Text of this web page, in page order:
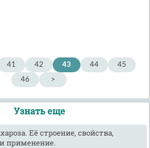
41 42 43 44
45
46
>
Узнать еще
Её строение, свойства,
применение.